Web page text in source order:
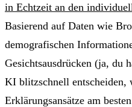
in Echtzeit an den
Basierend auf Daten wie
demografischen
Gesichtsausdrücken (ja, du
KI blitzschnell entscheiden,
Erklärungsansätze am